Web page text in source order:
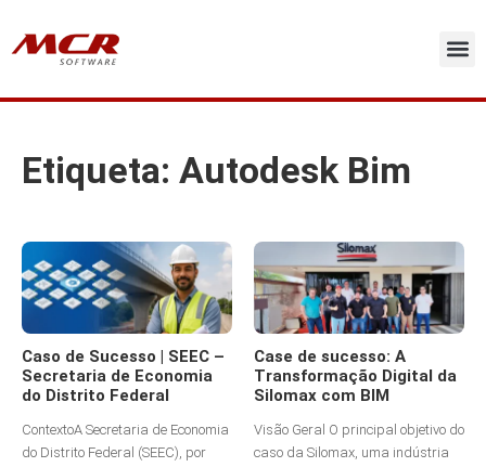
para
Etiqueta: Autodesk Bim
Caso de Sucesso | SEEC –
Secretaria de Economia
do Distrito Federal
ContextoA Secretaria de Economia
do Distrito Federal (SEEC), por
Case de sucesso: A
Transformação Digital da
Silomax com BIM
Visão Geral O principal objetivo do
caso da Silomax, uma indústria